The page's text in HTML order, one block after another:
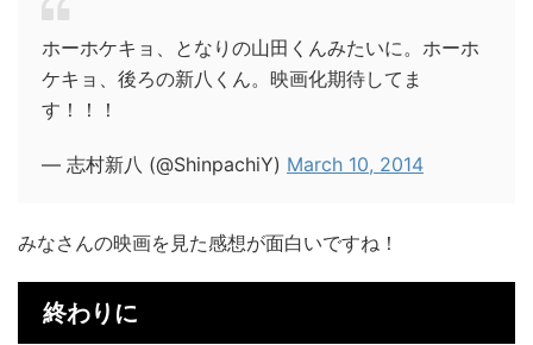
ホーホケキョ、となりの山田くんみたいに。ホーホ
ケキョ、後ろの新八くん。映画化期待してま
す！！！
— 志村新八 (@ShinpachiY) March 10, 2014
みなさんの映画を見た感想が面白いですね！
終わりに